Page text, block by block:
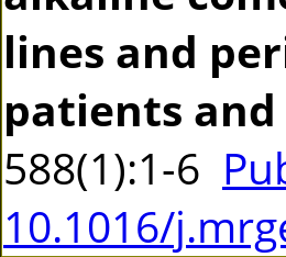
lines and
patients
588(1):1-6
10.1016/